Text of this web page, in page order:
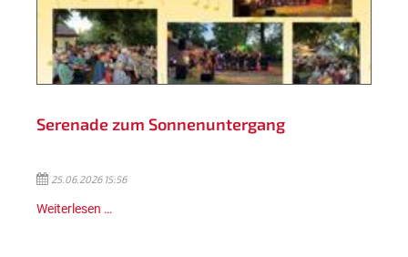
Serenade zum Sonnenuntergang
25.06.2026 15:56
Weiterlesen …